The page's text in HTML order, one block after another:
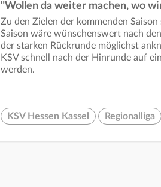
"Wollen da weiter machen, wo
Zu den Zielen der kommenden
Saison wäre wünschenswert nach
der starken Rückrunde möglichst
KSV schnell nach der Hinrunde auf
werden.
KSV Hessen Kassel Regionalliga